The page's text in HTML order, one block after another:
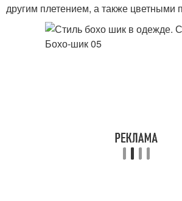
другим плетением, а также цветными